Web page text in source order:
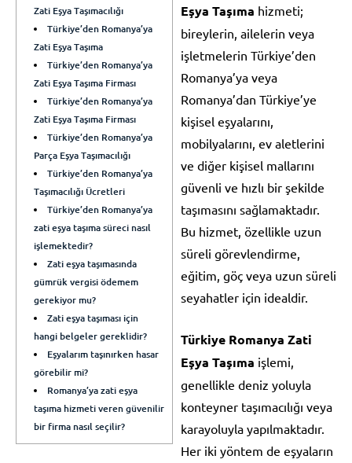
Zati Eşya Taşımacılığı
Türkiye’den Romanya’ya
Zati Eşya Taşıma
Türkiye’den Romanya’ya
Zati Eşya Taşıma Firması
Türkiye’den Romanya’ya
Zati Eşya Taşıma Firması
Türkiye’den Romanya’ya
Parça Eşya Taşımacılığı
Türkiye’den Romanya’ya
Taşımacılığı Ücretleri
Türkiye’den Romanya’ya
zati eşya taşıma süreci nasıl
işlemektedir?
Zati eşya taşımasında
gümrük vergisi ödemem
gerekiyor mu?
Zati eşya taşıması için
hangi belgeler gereklidir?
Eşyalarım taşınırken hasar
görebilir mi?
Romanya’ya zati eşya
taşıma hizmeti veren güvenilir
bir firma nasıl seçilir?
Eşya Taşıma hizmeti;
bireylerin, ailelerin veya
işletmelerin Türkiye’den
Romanya’ya veya
Romanya’dan Türkiye’ye
kişisel eşyalarını,
mobilyalarını, ev aletlerini
ve diğer kişisel mallarını
güvenli ve hızlı bir şekilde
taşımasını sağlamaktadır.
Bu hizmet, özellikle uzun
süreli görevlendirme,
eğitim, göç veya uzun süreli
seyahatler için idealdir.
Türkiye Romanya Zati
Eşya Taşıma işlemi,
genellikle deniz yoluyla
konteyner taşımacılığı veya
karayoluyla yapılmaktadır.
Her iki yöntem de eşyaların